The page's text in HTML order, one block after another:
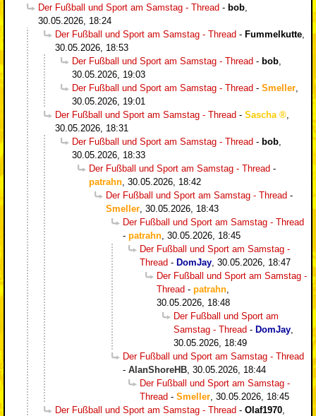
Der Fußball und Sport am Samstag - Thread - bob
30.05.2026, 18:24
Der Fußball und Sport am Samstag - Thread - Fummelkutte
30.05.2026, 18:53
Der Fußball und Sport am Samstag - Thread - bob
30.05.2026, 19:03
Der Fußball und Sport am Samstag - Thread - Smeller
30.05.2026, 19:01
Der Fußball und Sport am Samstag - Thread - Sascha
30.05.2026, 18:31
Der Fußball und Sport am Samstag - Thread - bob
30.05.2026, 18:33
Der Fußball und Sport am Samstag - Thread -
patrahn 30.05.2026, 18:42
Der Fußball und Sport am Samstag - Thread -
Smeller 30.05.2026, 18:43
Der Fußball und Sport am Samstag - Thread
- patrahn 30.05.2026, 18:45
Der Fußball und Sport am Samstag -
Thread - DomJay 30.05.2026, 18:47
Der Fußball und Sport am Samstag -
Thread - patrahn
30.05.2026, 18:48
Der Fußball und Sport am
Samstag - Thread - DomJay
30.05.2026, 18:49
Der Fußball und Sport am Samstag - Thread
- AlanShoreHB 30.05.2026, 18:44
Der Fußball und Sport am Samstag -
Thread - Smeller 30.05.2026, 18:45
Der Fußball und Sport am Samstag - Thread - Olaf1970